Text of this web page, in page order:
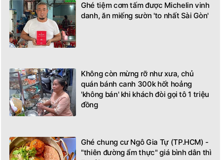
Ghé tiệm cơm tấm được Michelin vinh
danh, ăn miếng sườn 'to nhất Sài Gòn'
Không còn mừng rỡ như xưa, chủ
quán bánh canh 300k hốt hoảng
'không bán' khi khách đòi gọi tô 1 triệu
đồng
Ghé chung cư Ngô Gia Tự (TP.HCM) -
"thiên đường ẩm thực" giá bình dân thì